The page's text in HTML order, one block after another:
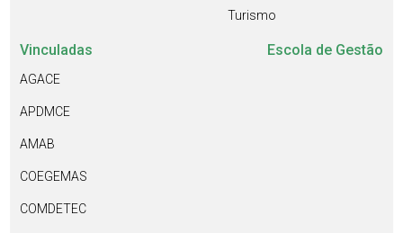
Turismo
Vinculadas
AGACE
APDMCE
AMAB
COEGEMAS
COMDETEC
Escola de Gestão